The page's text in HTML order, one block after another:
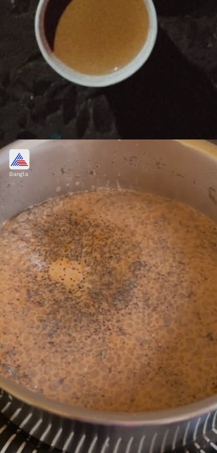
কড়া স্বাদের চা
বর্ষার দিনে ঝাল-মিষ্টি স্বাদের চা খাওয়ার মজাই
আলাদা। বাড়িতেই খুব সহজে বানিয়ে নিতে পারেন এমন
কড়া স্বাদের চা।
Image credits: instagram
Bangla